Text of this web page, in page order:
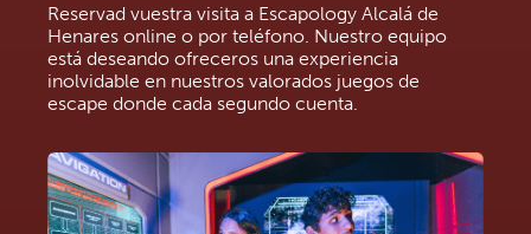
Reservad vuestra visita a Escapology Alcalá de
Henares online o por teléfono. Nuestro equipo
está deseando ofreceros una experiencia
inolvidable en nuestros valorados juegos de
escape donde cada segundo cuenta.